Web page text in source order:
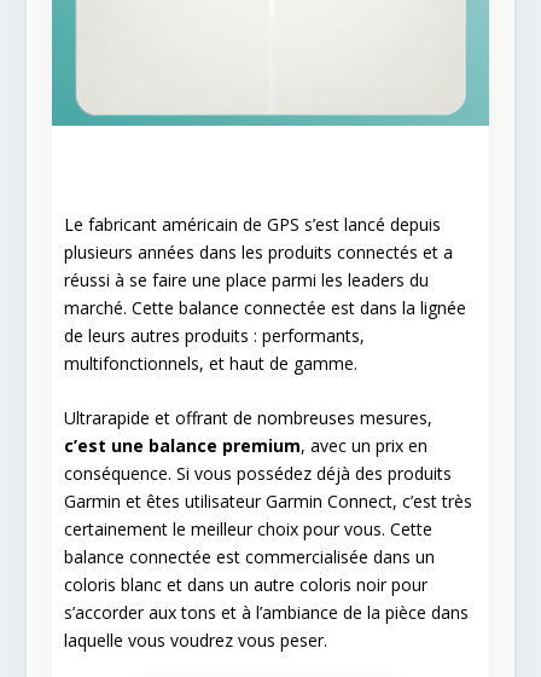
Le fabricant américain de GPS s’est lancé depuis
plusieurs années dans les produits connectés et a
réussi à se faire une place parmi les leaders du
marché. Cette balance connectée est dans la lignée
de leurs autres produits : performants,
multifonctionnels, et haut de gamme.
Ultrarapide et offrant de nombreuses mesures,
c’est une balance premium, avec un prix en
conséquence. Si vous possédez déjà des produits
Garmin et êtes utilisateur Garmin Connect, c’est très
certainement le meilleur choix pour vous. Cette
balance connectée est commercialisée dans un
coloris blanc et dans un autre coloris noir pour
s’accorder aux tons et à l’ambiance de la pièce dans
laquelle vous voudrez vous peser.